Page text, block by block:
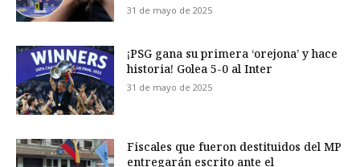
31 de mayo de 2025
¡PSG gana su primera ‘orejona’ y hace
historia! Golea 5-0 al Inter
31 de mayo de 2025
Fiscales que fueron destituidos del MP
entregarán escrito ante el